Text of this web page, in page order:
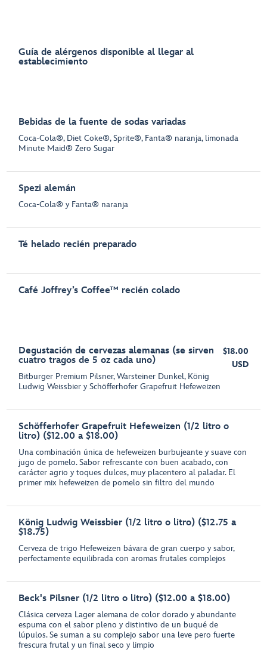
Guía de alérgenos disponible al llegar al
establecimiento
Bebidas de la fuente de sodas variadas
Coca-Cola®, Diet Coke®, Sprite®, Fanta® naranja, limonada
Minute Maid® Zero Sugar
Spezi alemán
Coca-Cola® y Fanta® naranja
Té helado recién preparado
Café Joffrey’s Coffee™ recién colado
Degustación de cervezas alemanas (se sirven
cuatro tragos de 5 oz cada uno)
Bitburger Premium Pilsner, Warsteiner Dunkel, König
Ludwig Weissbier y Schöfferhofer Grapefruit Hefeweizen
$18.00
USD
Schöfferhofer Grapefruit Hefeweizen (1/2 litro o
litro) ($12.00 a $18.00)
Una combinación única de hefeweizen burbujeante y suave con
jugo de pomelo. Sabor refrescante con buen acabado, con
carácter agrio y toques dulces, muy placentero al paladar. El
primer mix hefeweizen de pomelo sin filtro del mundo
König Ludwig Weissbier (1/2 litro o litro) ($12.75 a
$18.75)
Cerveza de trigo Hefeweizen bávara de gran cuerpo y sabor,
perfectamente equilibrada con aromas frutales complejos
Beck's Pilsner (1/2 litro o litro) ($12.00 a $18.00)
Clásica cerveza Lager alemana de color dorado y abundante
espuma con el sabor pleno y distintivo de un buqué de
lúpulos. Se suman a su complejo sabor una leve pero fuerte
frescura frutal y un final seco y limpio